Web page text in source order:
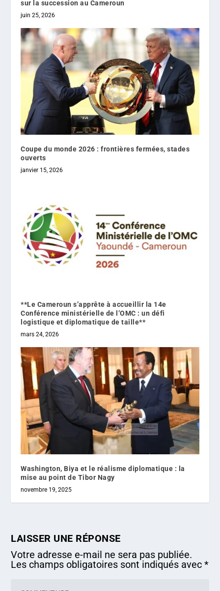
sur la succession au Cameroun
juin 25, 2026
Coupe du monde 2026 : frontières fermées, stades
ouverts
janvier 15, 2026
**Le Cameroun s’apprête à accueillir la 14e
Conférence ministérielle de l’OMC : un défi
logistique et diplomatique de taille**
mars 24, 2026
Washington, Biya et le réalisme diplomatique : la
mise au point de Tibor Nagy
novembre 19, 2025
LAISSER UNE RÉPONSE
Votre adresse e-mail ne sera pas publiée.
Les champs obligatoires sont indiqués avec*